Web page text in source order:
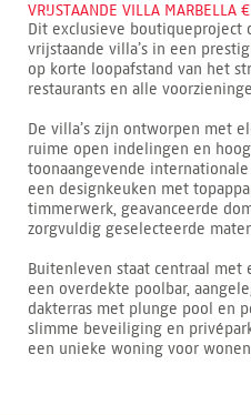
VRIJSTAANDE VILLA
Dit exclusieve boutiqueproject
vrijstaande villa’s in een
op korte loopafstand van het
restaurants en alle
De villa’s zijn ontworpen met
ruime open indelingen en
toonaangevende
een designkeuken met
timmerwerk, geavanceerde
zorgvuldig geselecteerde
Buitenleven staat centraal met
een overdekte poolbar,
dakterras met plunge pool en
slimme beveiliging en
een unieke woning voor